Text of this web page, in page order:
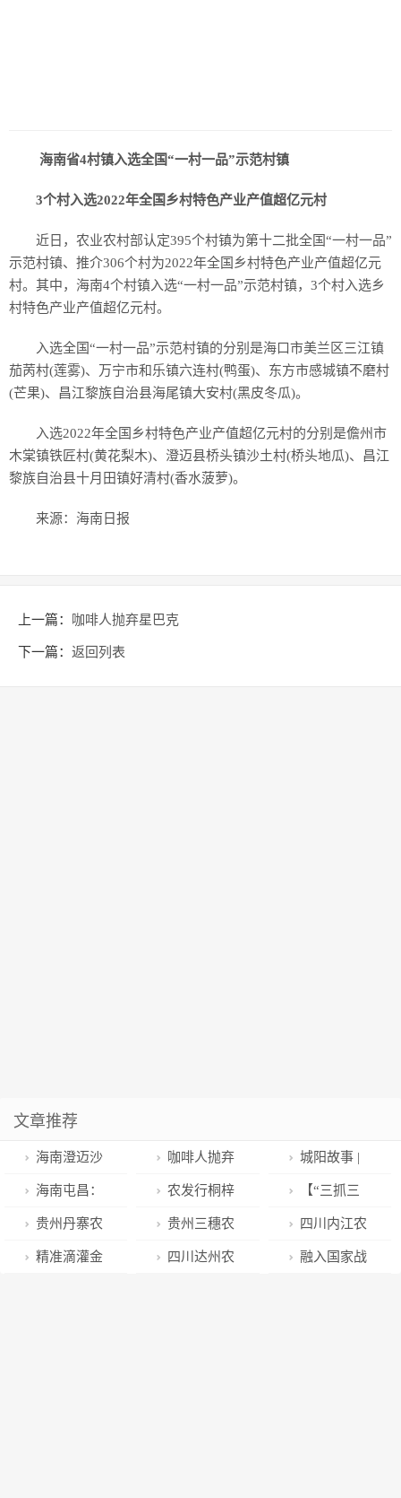
海南省4村镇入选全国“一村一品”示范村镇
3个村入选2022年全国乡村特色产业产值超亿元村
近日，农业农村部认定395个村镇为第十二批全国“一村一品”
示范村镇、推介306个村为2022年全国乡村特色产业产值超亿元
村。其中，海南4个村镇入选“一村一品”示范村镇，3个村入选乡
村特色产业产值超亿元村。
入选全国“一村一品”示范村镇的分别是海口市美兰区三江镇
茄苪村(莲雾)、万宁市和乐镇六连村(鸭蛋)、东方市感城镇不磨村
(芒果)、昌江黎族自治县海尾镇大安村(黑皮冬瓜)。
入选2022年全国乡村特色产业产值超亿元村的分别是儋州市
木棠镇铁匠村(黄花梨木)、澄迈县桥头镇沙土村(桥头地瓜)、昌江
黎族自治县十月田镇好清村(香水菠萝)。
来源：海南日报
上一篇： 咖啡人抛弃星巴克
下一篇： 返回列表
文章推荐
海南澄迈沙
土村入选全国
乡村特色产业
产值超亿元村
咖啡人抛弃
星巴克
城阳故事 |
袁延昭——铿
锵维权，在服
务消费者的路
海南屯昌：
村企结对共建
全面推动乡村
农发行桐梓
县支行开展
“金融消费者权
【“三抓三
促”行动进行
时】张家川县
贵州丹寨农
商银行积极组
贵州三穗农
商银行团委开
四川内江农
商银行持续拓
精准滴灌金 四川达州农 融入国家战